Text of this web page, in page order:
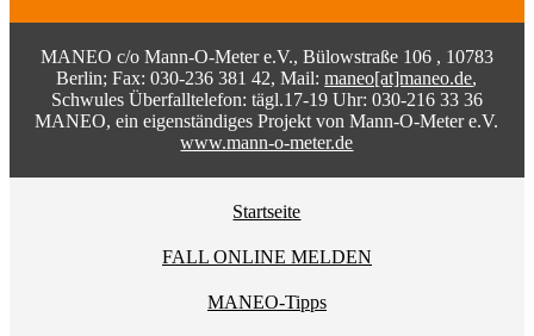
MANEO c/o Mann-O-Meter e.V., Bülowstraße 106 , 10783
Berlin; Fax: 030-236 381 42, Mail:maneo[at]maneo.de,
Schwules Überfalltelefon: tägl.17-19 Uhr: 030-216 33 36
MANEO, ein eigenständiges Projekt von Mann-O-Meter e.V.
www.mann-o-meter.de
Startseite
FALL ONLINE MELDEN
MANEO-Tipps